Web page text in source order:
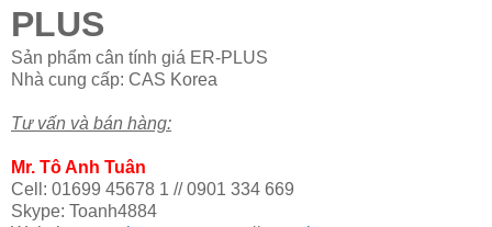
PLUS
Sản phẩm cân tính giá ER-PLUS
Nhà cung cấp: CAS Korea
Tư vấn và bán hàng:
Mr. Tô Anh Tuân
Cell: 01699 45678 1 // 0901 334 669
Skype: Toanh4884